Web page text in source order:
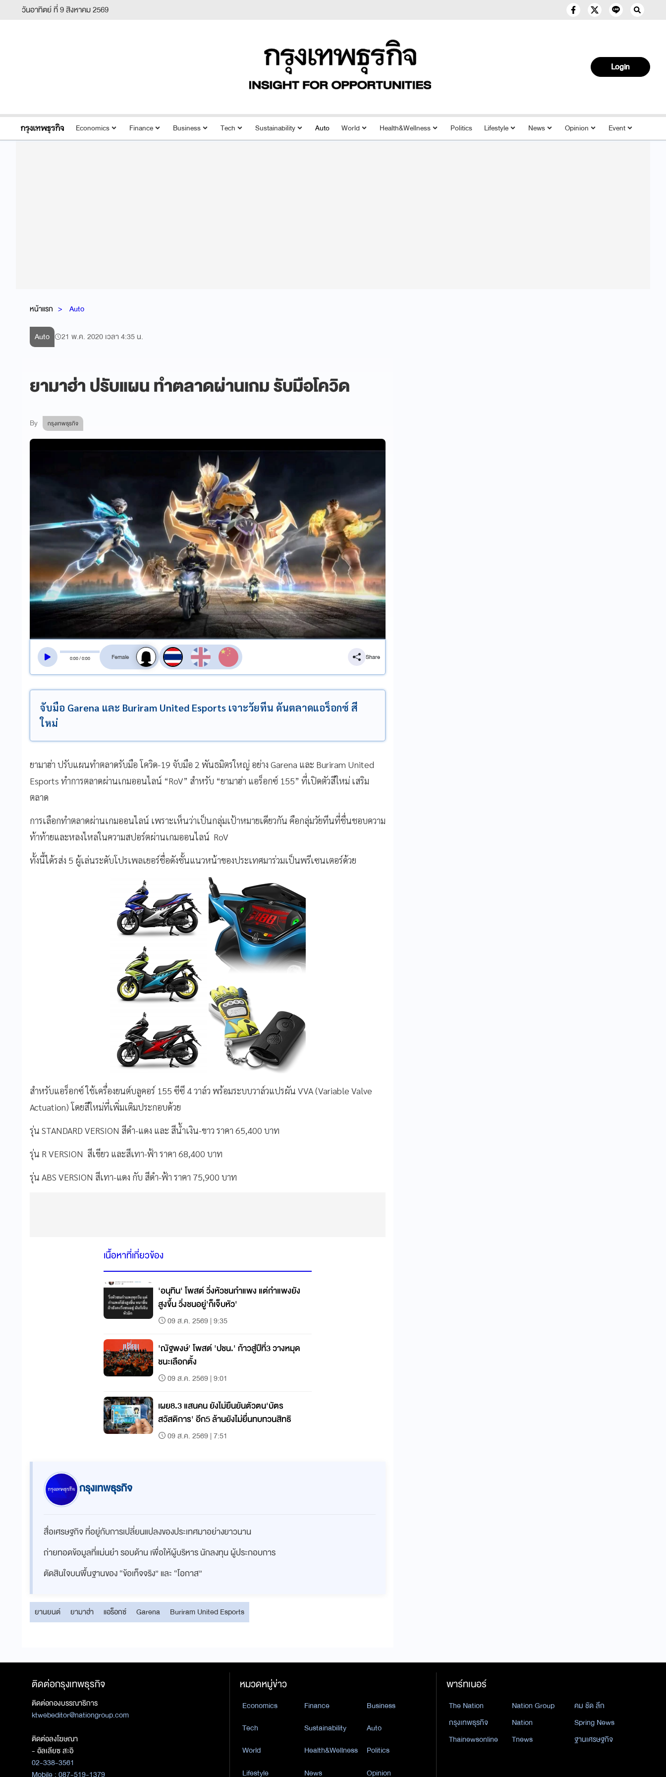
วันอาทิตย์ ที่ 9 สิงหาคม 2569
Login
Economics Finance Business Tech Sustainability Auto World Health&Wellness Politics Lifestyle News Opinion Event
หน้าแรก Auto
Auto 21 พ.ค. 2020 เวลา 4:35 น.
ยามาฮ่า ปรับแผน ทำตลาดผ่านเกม รับมือโควิด
By กรุงเทพธุรกิจ
0:00/0:00
สลับเสียงอ่าน
Share
จับมือ Garena และ Buriram United Esports เจาะวัยทีน ดันตลาดแอร็อกซ์ สี
ใหม่
ยามาฮ่า ปรับแผนทำตลาดรับมือ โควิด-19 จับมือ 2 พันธมิตรใหญ่ อย่าง Garena และ Buriram United
Esports ทำการตลาดผ่านเกมออนไลน์ “RoV” สำหรับ “ยามาฮ่า แอร็อกซ์ 155” ที่เปิดตัวสีใหม่ เสริม
ตลาด
การเลือกทำตลาดผ่านเกมออนไลน์ เพราะเห็นว่าเป็นกลุ่มเป้าหมายเดียวกัน คือกลุ่มวัยทีนที่ชื่นชอบความ
ท้าท้ายและหลงไหลในความสปอร์ตผ่านเกมออนไลน์ RoV
ทั้งนี้ได้รส่ง 5 ผู้เล่นระดับโปรเพลเยอร์ชื่อดังชั้นแนวหน้าของประเทศมาร่วมเป็นพรีเซนเตอร์ด้วย
สำหรับแอร็อกซ์ ใช้เครื่องยนต์บลูคอร์ 155 ซีซี 4วาล์ว พร้อมระบบวาล์วแปรผัน VVA (Variable Valve
Actuation)โดยสีใหม่ที่เพิ่มเติมประกอบด้วย
รุ่น STANDARD VERSION สีดำ-แดง และ สีน้ำเงิน-ขาว ราคา 65,400 บาท
รุ่น R VERSION สีเขียว และสีเทา-ฟ้า ราคา 68,400 บาท
รุ่น ABS VERSION สีเทา-แดง กับ สีดำ-ฟ้า ราคา 75,900 บาท
เนื้อหาที่เกี่ยวข้อง
'อนุทิน' โพสต์ วิ่งหัวชนกำแพง แต่กำแพงยัง
สูงขึ้น วิ่งชนอยู่'ก็เจ็บหัว'
09 ส.ค. 2569 | 9:35
'ณัฐพงษ์' โพสต์ 'ปชน.' ก้าวสู่ปีที่3 วางหมุด
ชนะเลือกตั้ง
09 ส.ค. 2569 | 9:01
เผย8.3 แสนคน ยังไม่ยืนยันตัวตน'บัตร
สวัสดิการ' อีก5 ล้านยังไม่ยื่นทบทวนสิทธิ
09 ส.ค. 2569 | 7:51
กรุงเทพธุรกิจ
สื่อเศรษฐกิจ ที่อยู่กับการเปลี่ยนแปลงของประเทศมาอย่างยาวนาน
ถ่ายทอดข้อมูลที่แม่นยำ รอบด้าน เพื่อให้ผู้บริหาร นักลงทุน ผู้ประกอบการ
ตัดสินใจบนพื้นฐานของ “ข้อเท็จจริง” และ “โอกาส”
ยานยนต์ ยามาฮ่า แอร็อกซ์ Garena Buriram United Esports
ติดต่อกรุงเทพธุรกิจ
ติดต่อกองบรรณาธิการ
ktwebeditor@nationgroup.com
ติดต่อลงโฆษณา
- อัลเลียซ สะอิ
02-338-3561
หมวดหมู่ข่าว
Economics Finance
Business
Tech
Sustainability
Auto
World
Health&Wellness
Politics
Lifestyle
News Opinion
พาร์ทเนอร์
The Nation Nation Group
คม ชัด ลึก
กรุงเทพธุรกิจ
Nation
Spring News
Thainewsonline
Tnews ฐานเศรษฐกิจ